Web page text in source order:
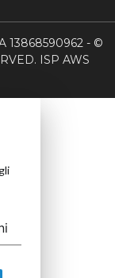
13868590962 - ©
ISP AWS